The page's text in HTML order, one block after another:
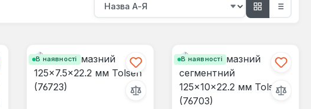
В наявності В наявності